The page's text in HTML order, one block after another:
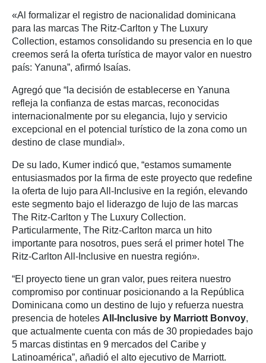
«Al formalizar el registro de nacionalidad dominicana
para las marcas The Ritz-Carlton y The Luxury
Collection, estamos consolidando su presencia en lo que
creemos será la oferta turística de mayor valor en nuestro
país: Yanuna”, afirmó Isaías.
Agregó que “la decisión de establecerse en Yanuna
refleja la confianza de estas marcas, reconocidas
internacionalmente por su elegancia, lujo y servicio
excepcional en el potencial turístico de la zona como un
destino de clase mundial».
De su lado, Kumer indicó que, “estamos sumamente
entusiasmados por la firma de este proyecto que redefine
la oferta de lujo para All-Inclusive en la región, elevando
este segmento bajo el liderazgo de lujo de las marcas
The Ritz-Carlton y The Luxury Collection.
Particularmente, The Ritz-Carlton marca un hito
importante para nosotros, pues será el primer hotel The
Ritz-Carlton All-Inclusive en nuestra región».
“El proyecto tiene un gran valor, pues reitera nuestro
compromiso por continuar posicionando a la República
Dominicana como un destino de lujo y refuerza nuestra
presencia de hoteles All-Inclusive by Marriott Bonvoy,
que actualmente cuenta con más de 30 propiedades bajo
5 marcas distintas en 9 mercados del Caribe y
Latinoamérica”, añadió el alto ejecutivo de Marriott.